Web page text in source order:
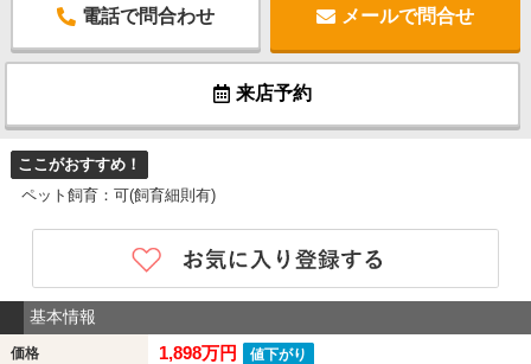
電話で問合わせ メールで問合せ
来店予約
ここがおすすめ！
ペット飼育：可(飼育細則有)
基本情報
価格 1,898万円 値下がり